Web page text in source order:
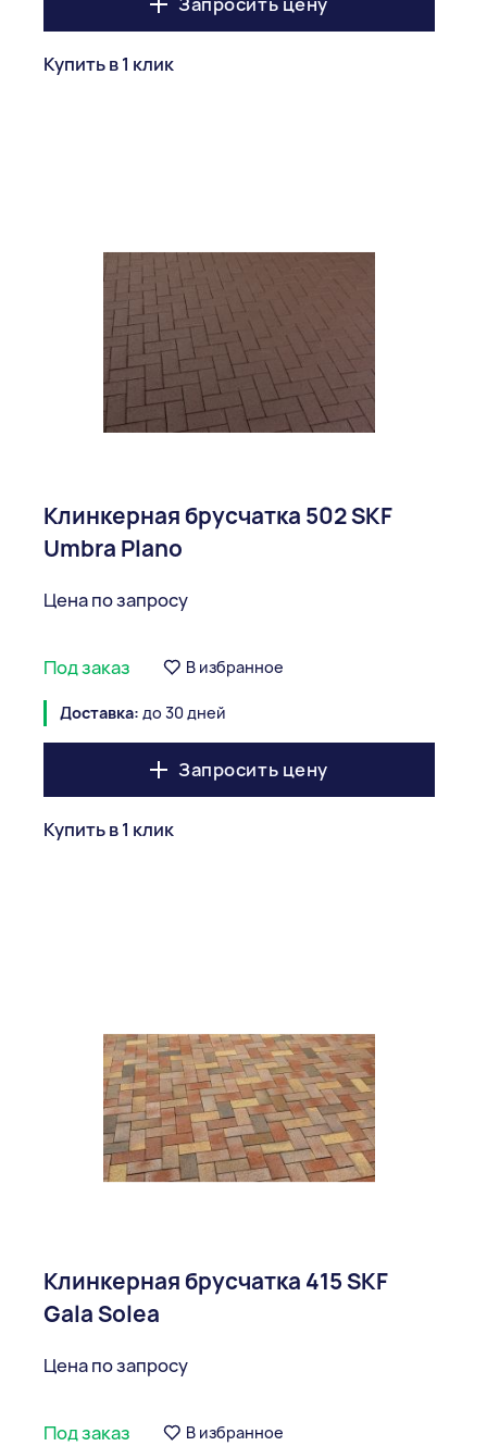
Купить в 1 клик
Клинкерная брусчатка 502 SKF
Umbra Plano
Цена по запросу
Под заказ В избранное
Доставка: до 30 дней
Запросить цену
Купить в 1 клик
Клинкерная брусчатка 415 SKF
Gala Solea
Цена по запросу
Под заказ В избранное